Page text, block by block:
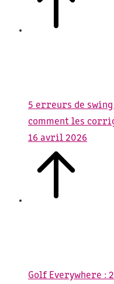
5 erreurs de
comment les
16 avril 2026
Golf Everywhere :